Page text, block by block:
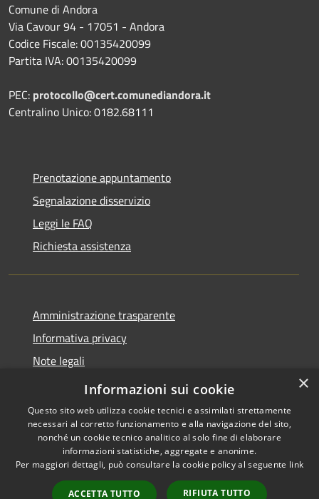
Comune di Andora
Via Cavour 94 - 17051 - Andora
Codice Fiscale: 00135420099
Partita IVA: 00135420099
PEC: protocollo@cert.comunediandora.it
Centralino Unico: 0182.68111
Prenotazione appuntamento
Segnalazione disservizio
Leggi le FAQ
Richiesta assistenza
Amministrazione trasparente
Informativa privacy
Note legali
Dichiarazione di accessibilità
Accessibilità
Copyright © 2026 • Comune di
Andora • Powered by
Municipium• Accesso
×
Informazioni sui cookie
Questo sito web utilizza cookie tecnici e assimilati strettamente
necessari al corretto funzionamento e alla navigazione del sito,
nonché un cookie tecnico analitico al solo fine di elaborare
informazioni statistiche, aggregate e anonime.
Per maggiori dettagli, può consultare la cookie policy al seguente link
ACCETTA TUTTO RIFIUTA TUTTO